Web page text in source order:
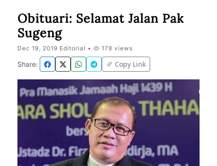
Obituari: Selamat Jalan Pak
Sugeng
Dec 19, 2019 Editorial • 178 views
Share: Copy Link